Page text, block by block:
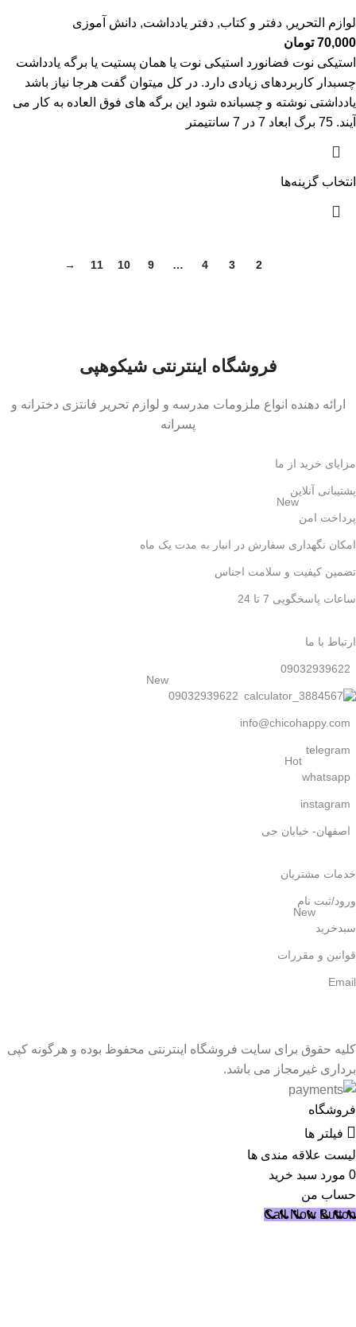
لوازم التحریر , دفتر و کتاب, دفتر یادداشت, دانش آموزی
70,000 تومان
استیکی نوت فضانورد استیکی نوت یا همان پستیت یا برگه یادداشت
چسبدار کاربردهای زیادی دارد. در کل میتوان گفت هرجا نیاز باشد
یادداشتی نوشته و چسبانده شود این برگه های فوق العاده به کار می
آیند. 75 برگ ابعاد 7 در 7 سانتیمتر
انتخاب گزینه‌ها
2
3
4
…
9
10
11
→
فروشگاه اینترنتی شیکوهپی
ارائه دهنده انواع ملزومات مدرسه و لوازم تحریر فانتزی دخترانه و
پسرانه
مزایای خرید از ما
پشتیبانی آنلاین
پرداخت امن
New
امکان نگهداری سفارش در انبار به مدت یک ماه
تضمین کیفیت و سلامت اجناس
ساعات پاسخگویی 7 تا 24
ارتباط با ما
09032939622
09032939622
New
info@chicohappy.com
telegram
whatsapp
Hot
instagram
اصفهان- خیابان جی
خدمات مشتریان
ورود/ثبت نام
سبدخرید
New
قوانین و مقررات
Email
کلیه حقوق برای سایت فروشگاه اینترنتی محفوظ بوده و هرگونه کپی
برداری غیرمجاز می باشد.
فروشگاه
فیلتر ها
لیست علاقه مندی ها
0 مورد سبد خرید
حساب من
Call Now Button